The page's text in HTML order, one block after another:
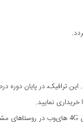
ترافیک، در پایان دوره
نمایید.